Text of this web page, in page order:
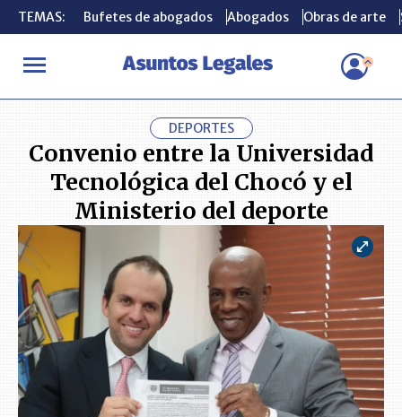
TEMAS: Bufetes de abogados Abogados Obras de arte
INICIO ACTUALIDAD Convenio entre la Universidad
TEMAS: Bufetes de abogados Abogados Obras de arte
DEPORTES
Convenio entre la Universidad
Tecnológica del Chocó y el
Ministerio del deporte